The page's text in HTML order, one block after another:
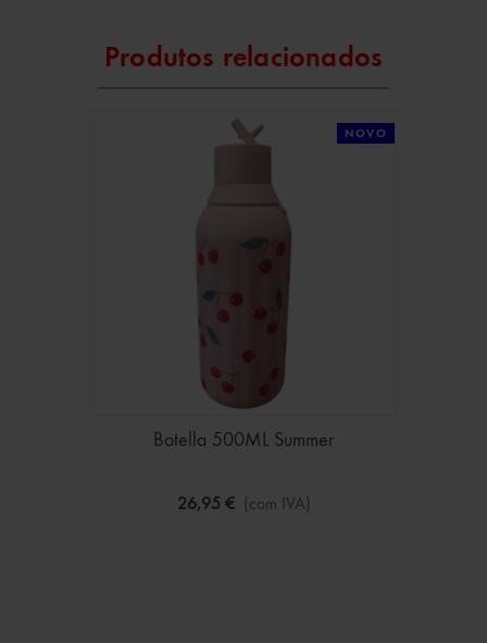
Produtos relacionados
NOVO
Botella 500ML Summer
26,95 € (com IVA)